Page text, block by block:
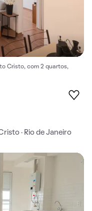
Cristo, com 2 quartos,
· Rio de Janeiro